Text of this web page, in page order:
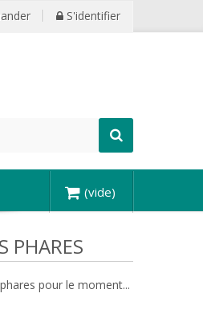
S'identifier
(vide)
PHARES
pour le moment...